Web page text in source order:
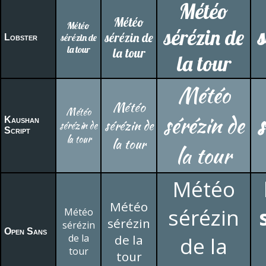
Lobster
Météo
sérézin de
la tour
Météo
sérézin de
la tour
Météo
sérézin de
la tour
Kaushan
Script
Météo
sérézin de
la tour
Météo
sérézin de
la tour
Météo
sérézin de
la tour
Open Sans
Météo
sérézin
de la
tour
Météo
sérézin
de la
tour
Météo
sérézin
de la